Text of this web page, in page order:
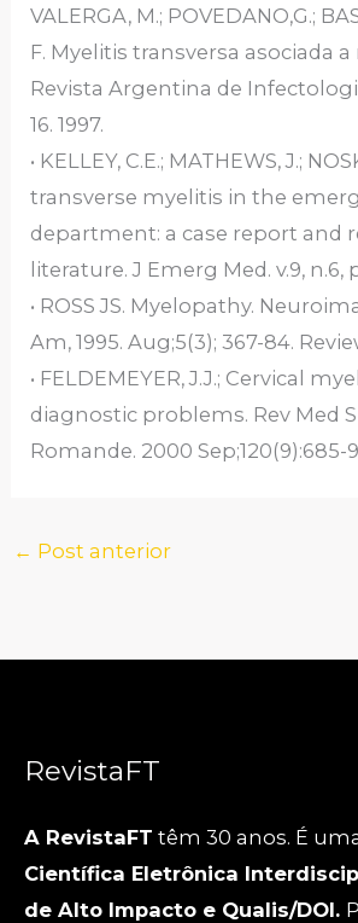
VALERGA, M.; POVEDANO,G.;
F. Myelitis transversa asociada
Revista Argentina de Infectologia,
16. 1997.
• KELLEY, C.E.; MATHEWS, J.;
transverse myelitis in the
department: a case report and
literature. J Emerg Med. v.9, n.6,
• ROSS JS. Myelopathy.
Am, 1995. Aug;5(3); 367-84.
• FELDEMEYER, J.J.; Cervical
diagnostic problems. Rev Med
Romande. 2000 Sep;120(9):685-
← Post anterior
RevistaFT
A RevistaFT têm 30 anos. É
Científica Eletrônica
de Alto Impacto e Qualis/DOI.